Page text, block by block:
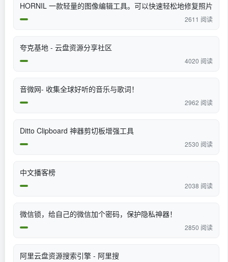
HORNIL 一款轻量的图像编辑工具。可以快速轻松地修复照片
2611 阅读
夸克基地 - 云盘资源分享社区
4020 阅读
音微网- 收集全球好听的音乐与歌词！
2962 阅读
Ditto Clipboard 神器剪切板增强工具
2530 阅读
中文播客榜
2038 阅读
微信锁，给自己的微信加个密码，保护隐私神器！
2850 阅读
阿里云盘资源搜索引擎 - 阿里搜